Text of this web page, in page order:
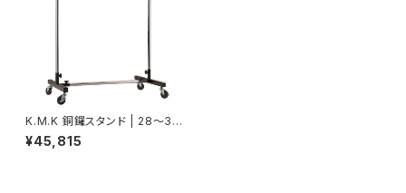
K.M.K 銅鑼スタンド | 28～32
インチ用 KK-GSR32
¥45,815